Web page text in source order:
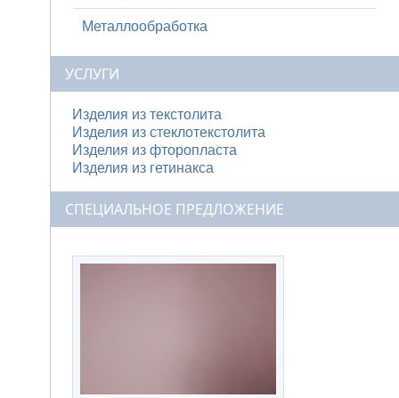
Металлообработка
УСЛУГИ
Изделия из текстолита
Изделия из стеклотекстолита
Изделия из фторопласта
Изделия из гетинакса
СПЕЦИАЛЬНОЕ ПРЕДЛОЖЕНИЕ